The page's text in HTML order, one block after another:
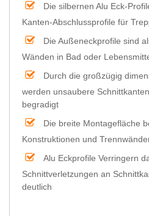
Die silbernen Alu Eck-
Kanten-Abschlussprofile für
Die Außeneckprofile sind
Wänden in Bad oder
Durch die großzügig
werden unsaubere
begradigt
Die breite Montagefläche
Konstruktionen und
Alu Eckprofile Verringern
Schnittverletzungen an
deutlich